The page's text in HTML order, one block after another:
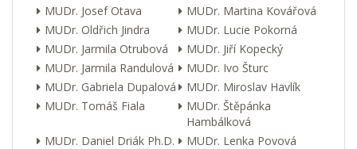
MUDr. Josef Otava
MUDr. Martina Kovářová
MUDr. Oldřich Jindra
MUDr. Lucie Pokorná
MUDr. Jarmila Otrubová
MUDr. Jiří Kopecký
MUDr. Jarmila Randulová
MUDr. Ivo Šturc
MUDr. Gabriela Dupalová
MUDr. Miroslav Havlík
MUDr. Tomáš Fiala
MUDr. Štěpánka
Hambálková
MUDr. Daniel Driák Ph.D.
MUDr. Lenka Povová